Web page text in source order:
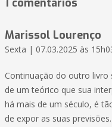
1 comentários
Marissol Lourenço
Sexta | 07.03.2025 às
Continuação do outro
de um teórico que sua
há mais de um século, é
de expor as suas previsões.